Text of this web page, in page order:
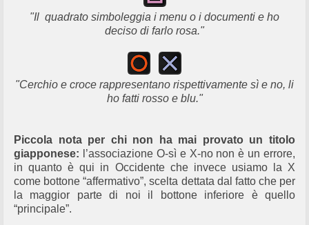
"Il quadrato simboleggia i menu o i documenti e ho
deciso di farlo rosa."
"Cerchio e croce rappresentano rispettivamente sì e no, li
ho fatti rosso e blu."
Piccola nota per chi non ha mai provato un titolo
giapponese: l’associazione O-sì e X-no non è un errore,
in quanto è qui in Occidente che invece usiamo la X
come bottone “affermativo”, scelta dettata dal fatto che per
la maggior parte di noi il bottone inferiore è quello
“principale”.